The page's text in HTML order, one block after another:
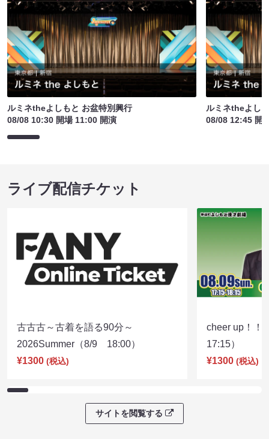
ルミネtheよしもと お盆特別興行
08/08 10:30 開場 11:00 開演
ルミネtheよし
08/08 12:45 開
ライブ配信チケット
古古古～古着を語る90分～
2026Summer（8/9 18:00）
¥1300 (税込)
cheer up！
17:15）
¥1300 (税込)
サイトを閲覧する